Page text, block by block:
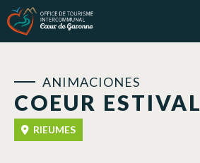
COEUR ESTIVAL
ANIMACIONES
RIEUMES
Panel de gestión de cookies